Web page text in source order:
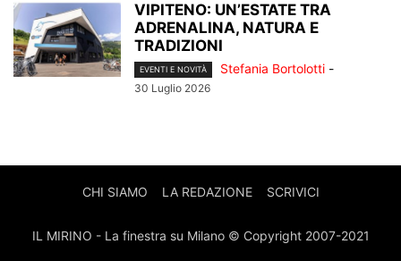
VIPITENO: UN’ESTATE TRA
ADRENALINA, NATURA E
TRADIZIONI
EVENTI E NOVITÀ Stefania Bortolotti -
30 Luglio 2026
CHI SIAMO LA REDAZIONE SCRIVICI
IL MIRINO - La finestra su Milano © Copyright 2007-2021